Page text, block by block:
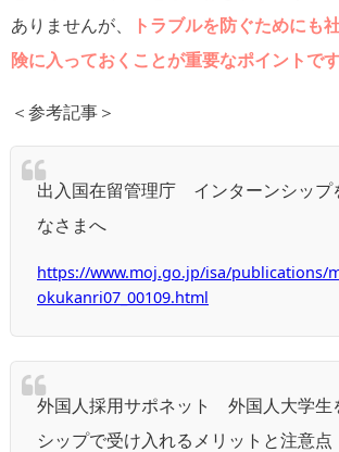
ありませんが、
トラブルを防ぐためにも
険に入っておくことが重要なポイントです
＜参考記事＞
出入国在留管理庁 インターンシップ
なさまへ
https://www.moj.go.jp/isa/publications/
okukanri07_00109.html
外国人採用サポネット 外国人大学生
シップで受け入れるメリットと注意点